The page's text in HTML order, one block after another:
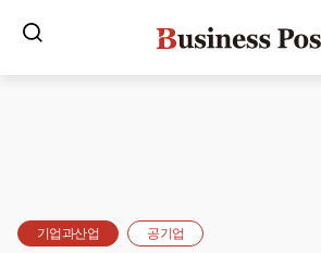
기업과산업 공기업